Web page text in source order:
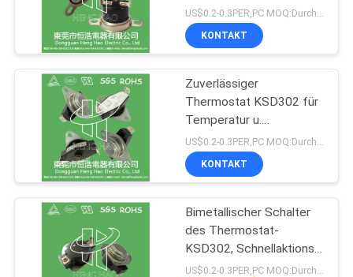
SITEMAP
PRIVACY
POLICY
Thermostat KSD302
18
Thermoschalter KSD
29
normalerweise
geschlossen/offene Art
verfügbar
US$0.2-0.3PER,PC MOQ:Durchkontaktierung
KONTAKT
Zuverlässiger
Thermostat KSD302 für
Temperatur u.
Überhitzungsschutz
US$0.2-0.3PER,PC MOQ:Durchkontaktierung
KONTAKT
Bimetallischer Schalter
des Thermostat-
KSD302, Schnellaktions-
großer gegenwärtiger